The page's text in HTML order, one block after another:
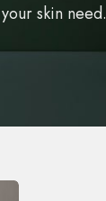
skin need.